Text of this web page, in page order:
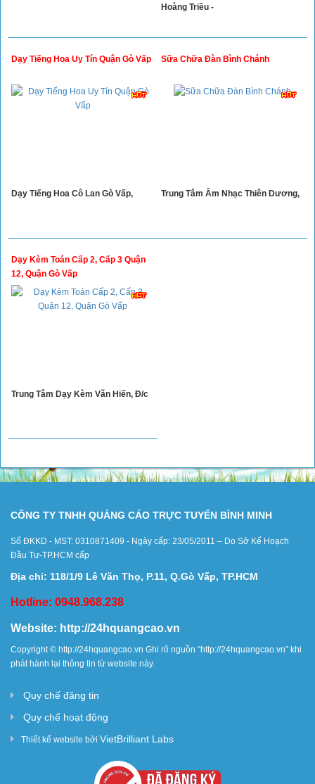
Hoàng Triều -
Dạy Tiếng Hoa Uy Tín Quận Gò Vấp
Dạy Tiếng Hoa Cô Lan Gò Vấp,
Sữa Chữa Đàn Bình Chánh
Trung Tâm Âm Nhạc Thiên Dương,
Dạy Kèm Toán Cấp 2, Cấp 3 Quận
12, Quận Gò Vấp
Trung Tâm Dạy Kèm Văn Hiến, Đ/c
CÔNG TY TNHH QUẢNG CÁO TRỰC TUYẾN BÌNH MINH
Số ĐKKD - MST: 0310871409 - Ngày cấp: 23/05/2011 – Do Sở Kế Hoạch
Đầu Tư-TP.HCM cấp
Địa chỉ: 118/1/9 Lê Văn Thọ, P.11, Q.Gò Vấp, TP.HCM
Hotline: 0948.968.238
Website: http://24hquangcao.vn
Copyright © http://24hquangcao.vn Ghi rõ nguồn “http://24hquangcao.vn” khi
phát hành lại thông tin từ website này.
Quy chế đăng tin
Quy chế hoạt động
Thiết kế website bởi VietBrilliant Labs